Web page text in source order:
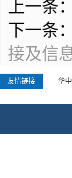
上一条：
下一条：
接及信
友情链接 华